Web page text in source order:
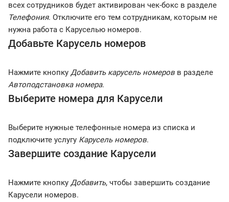
всех сотрудников будет активирован чек-бокс в разделе
Телефония. Отключите его тем сотрудникам, которым не
нужна работа с Каруселью номеров.
Добавьте Карусель номеров
Нажмите кнопку Добавить карусель номеров в разделе
Автоподстановка номера.
Выберите номера для Карусели
Выберите нужные телефонные номера из списка и
подключите услугу Карусель номеров.
Завершите создание Карусели
Нажмите кнопку Добавить, чтобы завершить создание
Карусели номеров.